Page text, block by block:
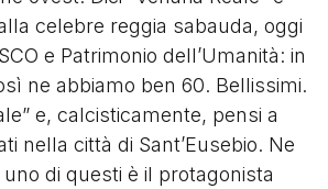
celebre reggia sabauda, oggi
e Patrimonio dell’Umanità: in
ne abbiamo ben 60. Bellissimi.
e, calcisticamente, pensi a
nella città di Sant’Eusebio. Ne
di questi è il protagonista